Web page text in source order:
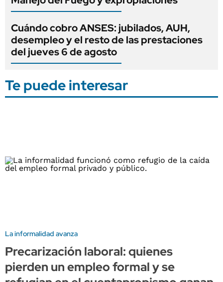
Cuándo cobro ANSES: jubilados, AUH,
desempleo y el resto de las prestaciones
del jueves 6 de agosto
Te puede interesar
La informalidad avanza
Precarización laboral: quienes
pierden un empleo formal y se